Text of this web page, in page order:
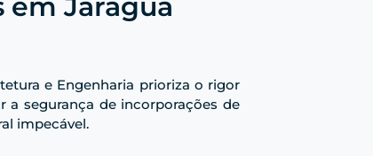
em Jaraguá
e Engenharia prioriza o rigor
segurança de incorporações de
impecável.